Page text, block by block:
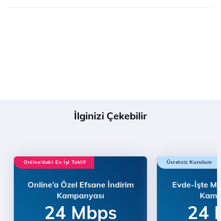
İlginizi Çekebilir
Online'daki En İyi Teklif
Online’a Özel Efsane İndirim
Kampanyası
24 Mbps
Ücretsiz Kurulum
Evde-İşte
24